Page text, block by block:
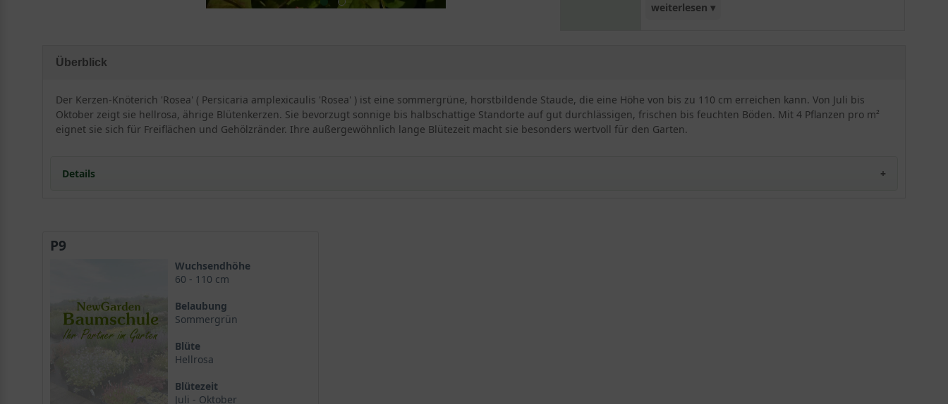
weiterlesen ▾
Gehölzrand auf frischem bis feuchtem Boden und
in der Sonne oder im Halbschatten kann sich die
'Rosea' prächtig entwickeln. An optimalen
Standorten zeigt sie sich sehr pflegeleicht,
Überblick
Der Kerzen-Knöterich 'Rosea' ( Persicaria amplexicaulis 'Rosea' ) ist eine sommergrüne, horstbildende Staude, die eine Höhe von bis zu 110 cm erreichen kann. Von Juli bis
Oktober zeigt sie hellrosa, ährige Blütenkerzen. Sie bevorzugt sonnige bis halbschattige Standorte auf gut durchlässigen, frischen bis feuchten Böden. Mit 4 Pflanzen pro m²
eignet sie sich für Freiflächen und Gehölzränder. Ihre außergewöhnlich lange Blütezeit macht sie besonders wertvoll für den Garten.
Details
Blütezeit und Habitus
Ideale Standortbedingungen
Licht und Exposition für Persicaria amplexicaulis 'Rosea'
Blütenpracht und Laubwerk des Kerzen-Knöterich 'Rosea'
Die rosafarbenen Blütenkerzen
Das sommergrüne Blattwerk
Vielfältige Verwendungsmöglichkeiten
Als Schnittpflanze für die Vase
Im Beet und an Gehölzrändern
P9
Wuchsendhöhe
60 - 110 cm
Belaubung
Sommergrün
Blüte
Hellrosa
Blütezeit
Juli - Oktober